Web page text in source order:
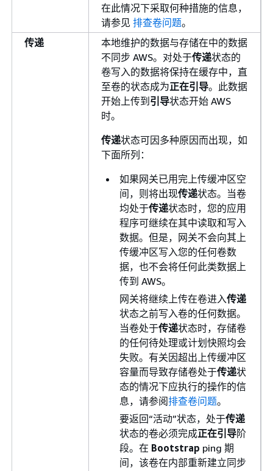
在此情况下采取何种措施的信息，
请参见 排查卷问题。
传递
本地维护的数据与存储在中的数据
不同步 AWS。对处于传递状态的
卷写入的数据将保持在缓存中，直
至卷的状态成为正在引导。此数据
开始上传到引导状态开始 AWS
时。
传递状态可因多种原因而出现，如
下面所列：
如果网关已用完上传缓冲区空
间，则将出现传递状态。当卷
均处于传递状态时，您的应用
程序可继续在其中读取和写入
数据。但是，网关不会向其上
传缓冲区写入您的任何卷数
据，也不会将任何此类数据上
传到 AWS。
网关将继续上传在卷进入传递
状态之前写入卷的任何数据。
当卷处于传递状态时，存储卷
的任何待处理或计划快照均会
失败。有关因超出上传缓冲区
容量而导致存储卷处于传递状
态的情况下应执行的操作的信
息，请参阅排查卷问题。
要返回“活动”状态，处于传递
状态的卷必须完成正在引导阶
段。在 Bootstrap ping 期
间，该卷在内部重新建立同步